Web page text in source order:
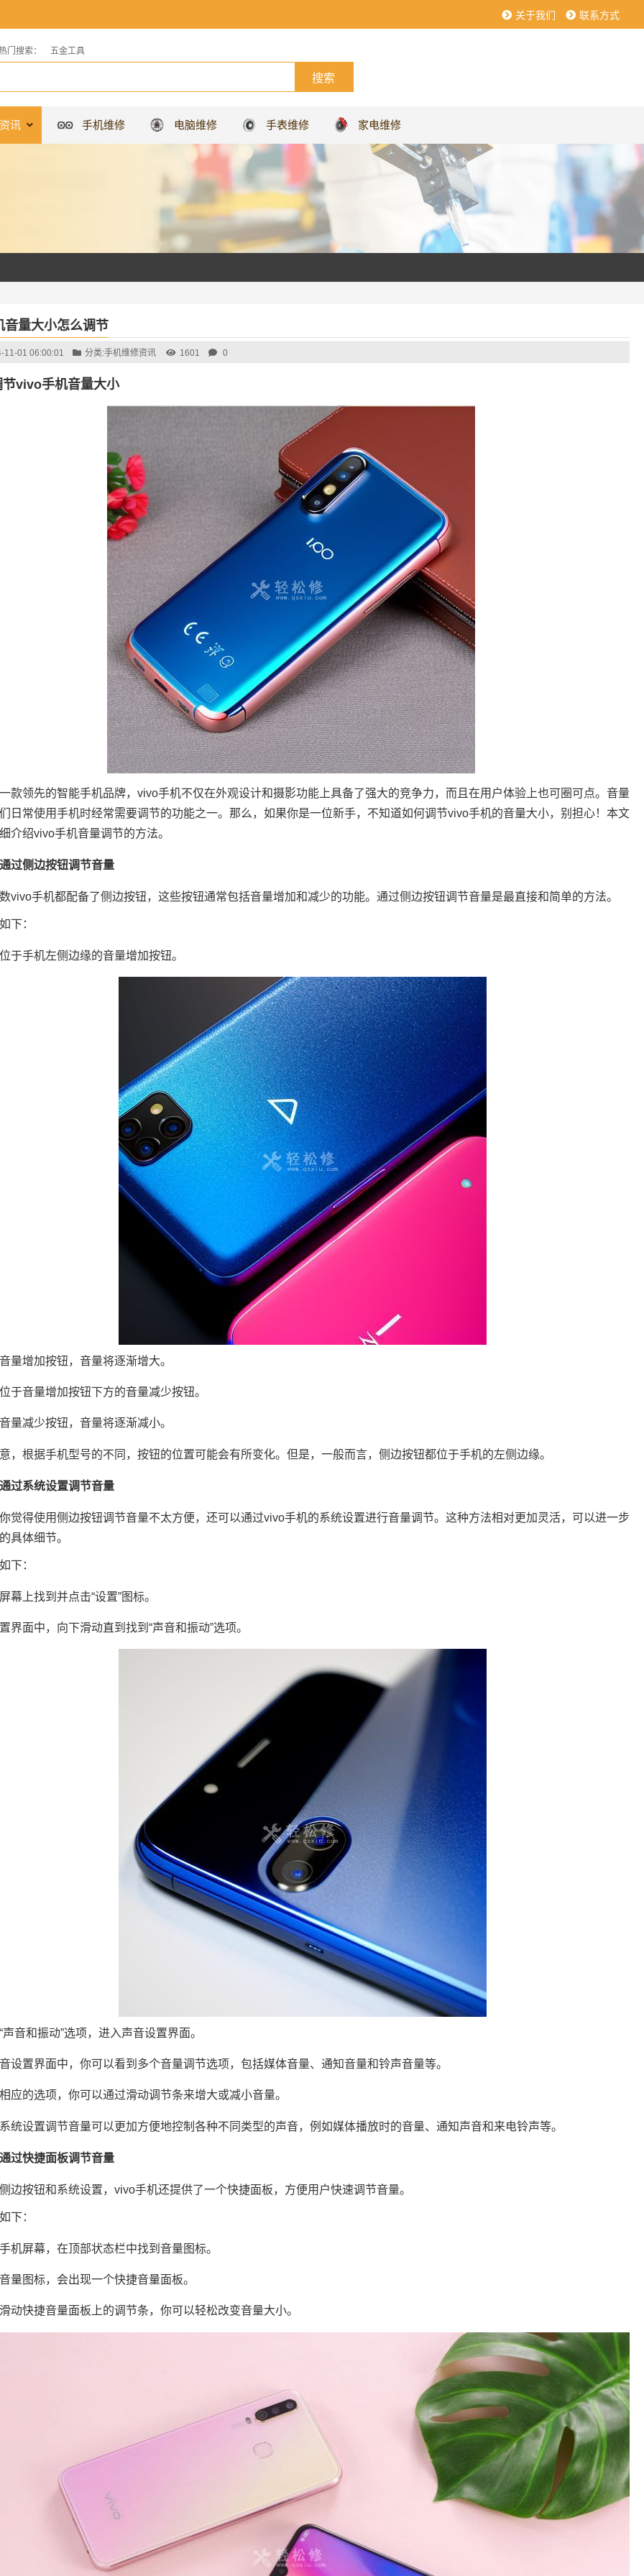
关于我们 联系方式
门搜索： 五金工具
讯 手机维修 电脑维修 手表维修 家电维修
量大小怎么调节
11-01 06:00:01 分类:手机维修资讯 1601 0
节vivo手机音量大小
款领先的智能手机品牌，vivo手机不仅在外观设计和摄影功能上具备了强大的竞争力，而且在用户体验上也可圈可点。音量
日常使用手机时经常需要调节的功能之一。那么，如果你是一位新手，不知道如何调节vivo手机的音量大小，别担心！本文
介绍vivo手机音量调节的方法。
过侧边按钮调节音量
vivo手机都配备了侧边按钮，这些按钮通常包括音量增加和减少的功能。通过侧边按钮调节音量是最直接和简单的方法。
下：
于手机左侧边缘的音量增加按钮。
量增加按钮，音量将逐渐增大。
于音量增加按钮下方的音量减少按钮。
量减少按钮，音量将逐渐减小。
，根据手机型号的不同，按钮的位置可能会有所变化。但是，一般而言，侧边按钮都位于手机的左侧边缘。
过系统设置调节音量
觉得使用侧边按钮调节音量不太方便，还可以通过vivo手机的系统设置进行音量调节。这种方法相对更加灵活，可以进一步
具体细节。
下：
幕上找到并点击“设置”图标。
界面中，向下滑动直到找到“声音和振动”选项。
声音和振动”选项，进入声音设置界面。
设置界面中，你可以看到多个音量调节选项，包括媒体音量、通知音量和铃声音量等。
应的选项，你可以通过滑动调节条来增大或减小音量。
统设置调节音量可以更加方便地控制各种不同类型的声音，例如媒体播放时的音量、通知声音和来电铃声等。
过快捷面板调节音量
边按钮和系统设置，vivo手机还提供了一个快捷面板，方便用户快速调节音量。
下：
机屏幕，在顶部状态栏中找到音量图标。
量图标，会出现一个快捷音量面板。
动快捷音量面板上的调节条，你可以轻松改变音量大小。